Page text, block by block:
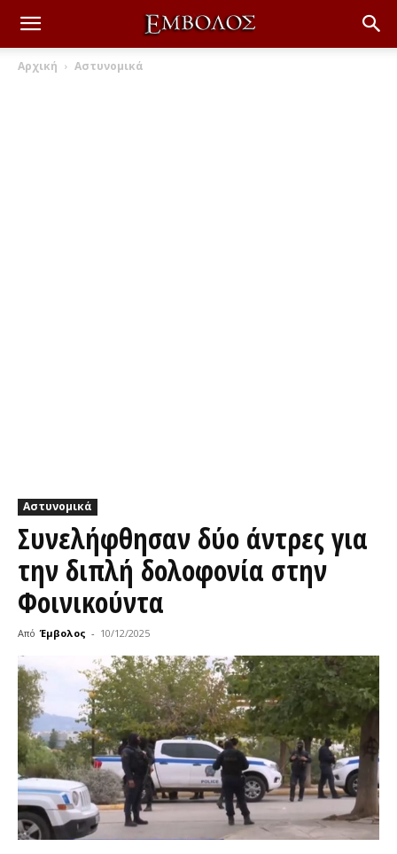
Αρχική Αστυνομικά
Αστυνομικά
Συνελήφθησαν δύο άντρες για
την διπλή δολοφονία στην
Φοινικούντα
Από Έμβολος - 10/12/2025